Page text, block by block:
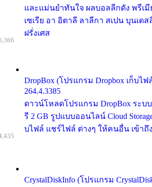
และแม่นยำทันใจ ผลบอลลีกดัง พรีเ
เซเรีย อา อิตาลี ลาลีกา สเปน บุนเดส
ฝรั่งเศส
DropBox (โปรแกรม Dropbox เก็บไ
264.4.3385
ดาวน์โหลดโปรแกรม DropBox ระบ
รี 2 GB รูปแบบออนไลน์ Cloud
บไฟล์ แชร์ไฟล์ ต่างๆ ให้คนอื่น เข้าถึ
CrystalDiskInfo (โปรแกรม